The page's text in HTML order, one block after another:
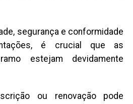
segurança e conformidade
é crucial que as
estejam devidamente
ou renovação pode